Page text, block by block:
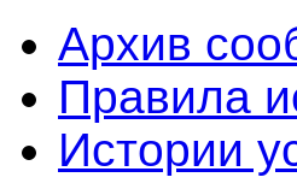
Архив
Правила
Истории